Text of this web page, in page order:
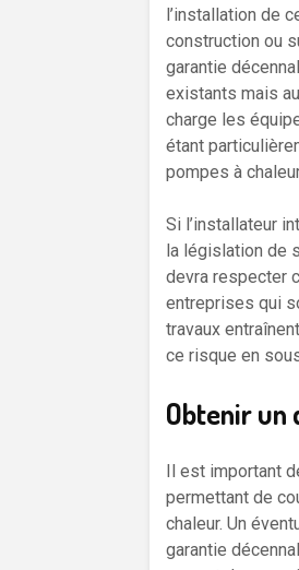
l’installation de
construction ou
garantie
existants mais
charge les
étant
pompes à
Si l’installateur
la législation de
devra respecter
entreprises qui
travaux
ce risque en
Obtenir un
Il est important
permettant de
chaleur. Un
garantie